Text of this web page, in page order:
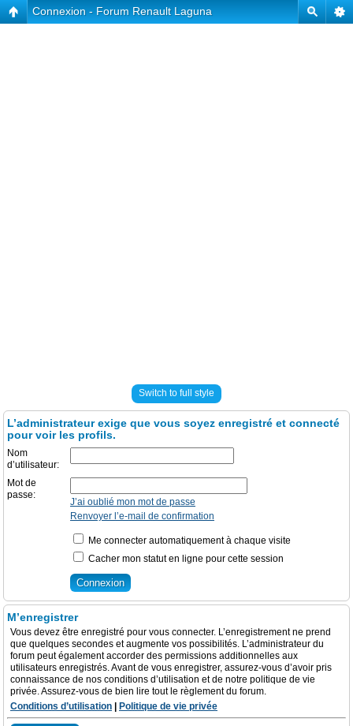
Connexion - Forum Renault Laguna
Switch to full style
L’administrateur exige que vous soyez enregistré et connecté
pour voir les profils.
Nom
d’utilisateur:
Mot de
passe:
J’ai oublié mon mot de passe
Renvoyer l’e-mail de confirmation
Me connecter automatiquement à chaque visite
Cacher mon statut en ligne pour cette session
M’enregistrer
Vous devez être enregistré pour vous connecter. L’enregistrement ne prend
que quelques secondes et augmente vos possibilités. L’administrateur du
forum peut également accorder des permissions additionnelles aux
utilisateurs enregistrés. Avant de vous enregistrer, assurez-vous d’avoir pris
connaissance de nos conditions d’utilisation et de notre politique de vie
privée. Assurez-vous de bien lire tout le règlement du forum.
Conditions d’utilisation
Politique de vie privée